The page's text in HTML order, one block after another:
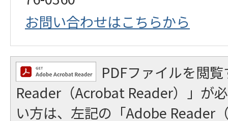
お問い合わせはこちらから
PDFファイルを閲
Reader（Acrobat Reader）」が
い方は、左記の「Adobe Reader